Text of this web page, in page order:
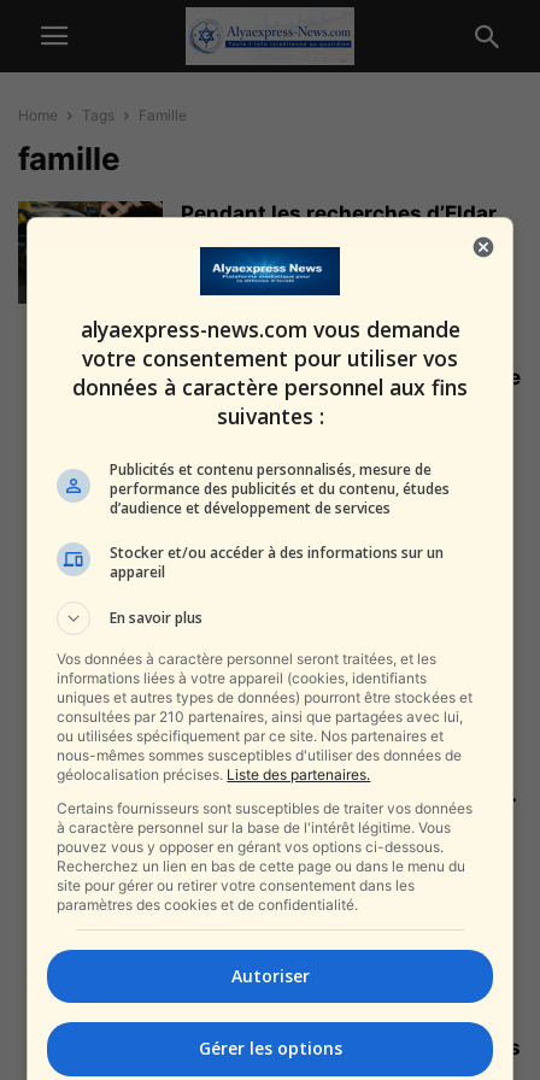
Home Tags Famille
famille
Pendant les recherches d’Eldar
Dayan : un corps localisé dans
la...
alxprss_sab - 6 août 2026
Pardes Hanna : un homme a
brutalement assassiné sa femme
et...
Arnaque à la voix d’IA : un
survivant israélien de 89...
alxprss_sab - 1 août 2025
« Summer Card » révolutionne...
alxprss_sab - 3 juillet 2025
« Elles ne répondaient plus à nos
filles, car elles étaient mortes »...
alxprss_sab - 9 mars 2025
« Je pense que quelqu’un l’a
tué » : le mystère de la...
Deux veuves de la guerre « Épées
de fer » retrouvent l’amour et...
alyaexpress-news.com vous demande
votre consentement pour utiliser vos
données à caractère personnel aux fins
suivantes :
Publicités et contenu personnalisés, mesure de
performance des publicités et du contenu, études
d’audience et développement de services
Stocker et/ou accéder à des informations sur un
appareil
En savoir plus
Vos données à caractère personnel seront traitées, et les
informations liées à votre appareil (cookies, identifiants
uniques et autres types de données) pourront être stockées et
consultées par 210 partenaires, ainsi que partagées avec lui,
ou utilisées spécifiquement par ce site. Nos partenaires et
nous-mêmes sommes susceptibles d'utiliser des données de
géolocalisation précises. Liste des partenaires.
Certains fournisseurs sont susceptibles de traiter vos données
à caractère personnel sur la base de l'intérêt légitime. Vous
pouvez vous y opposer en gérant vos options ci-dessous.
Recherchez un lien en bas de cette page ou dans le menu du
site pour gérer ou retirer votre consentement dans les
paramètres des cookies et de confidentialité.
Autoriser
Gérer les options